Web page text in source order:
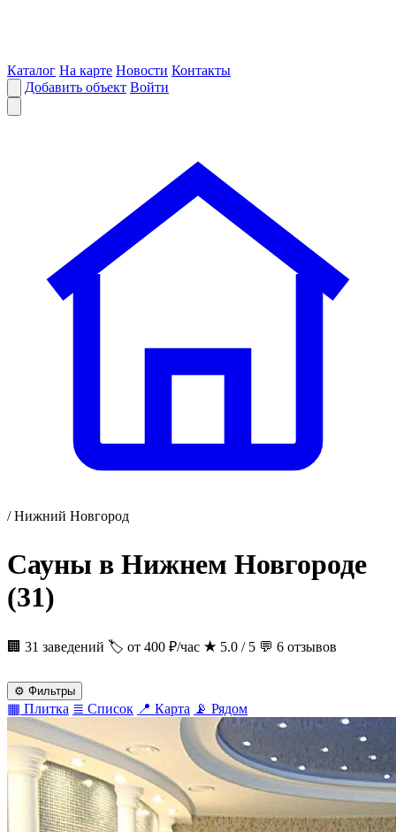
Каталог На карте Новости Контакты
Добавить объект Войти
/ Нижний Новгород
Сауны в Нижнем Новгороде
(31)
🏢 31 заведений 🏷 от 400 ₽/час ★ 5.0 / 5 💬 6 отзывов
⚙ Фильтры
▦ Плитка ≣ Список 📍 Карта 📡 Рядом